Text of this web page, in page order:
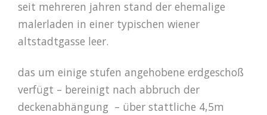
seit mehreren jahren stand der ehemalige
malerladen in einer typischen wiener
altstadtgasse leer.
das um einige stufen angehobene erdgeschoß
verfügt – bereinigt nach abbruch der
deckenabhängung – über stattliche 4,5m